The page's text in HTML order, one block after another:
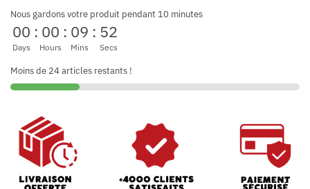
Nous gardons votre produit pendant 10 minutes
00
Days
: 00
Hours
: 09
Mins
: 52
Secs
Moins de 24 articles restants !